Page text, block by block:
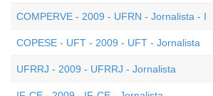
COMPERVE - 2009 - UFRN - Jornalista - I
COPESE - UFT - 2009 - UFT - Jornalista
UFRRJ - 2009 - UFRRJ - Jornalista